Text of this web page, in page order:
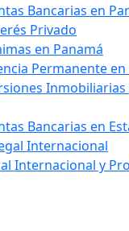
Bancarias en
Privado
en Panamá
Permanente en
Inmobiliarias
Bancarias en
Internacional
Internacional y